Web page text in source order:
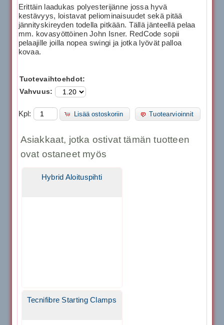
Erittäin laadukas polyesterijänne jossa hyvä
kestävyys, loistavat peliominaisuudet sekä pitää
jännityskireyden todella pitkään. Tällä jänteellä pelaa
mm. kovasyöttöinen John Isner. RedCode sopii
pelaajille joilla nopea swingi ja jotka lyövät palloa
kovaa.
Tuotevaihtoehdot:
Vahvuus:
Kpl: Lisää ostoskoriin Tuotearvioinnit
Asiakkaat, jotka ostivat tämän tuotteen
ovat ostaneet myös
Hybrid Aloituspihti
Tecnifibre Starting Clamps